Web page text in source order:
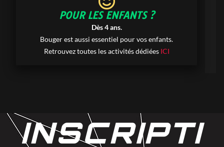
POUR LES ENFANTS ?
Dès 4 ans.
Bouger est aussi essentiel pour vos enfants.
Retrouvez toutes les activités dédiées ICI
INSCRIPTI